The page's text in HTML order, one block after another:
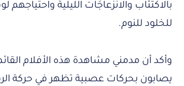
بالاكتئاب والانزعاجَات الليلية
للخلود للنوم.
وأكد أن مدمني مشاهدة هذه الأفلام
يصابون بحركات عصبية تظهر في حركة